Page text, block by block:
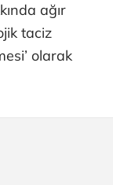
ağır
taciz
olarak